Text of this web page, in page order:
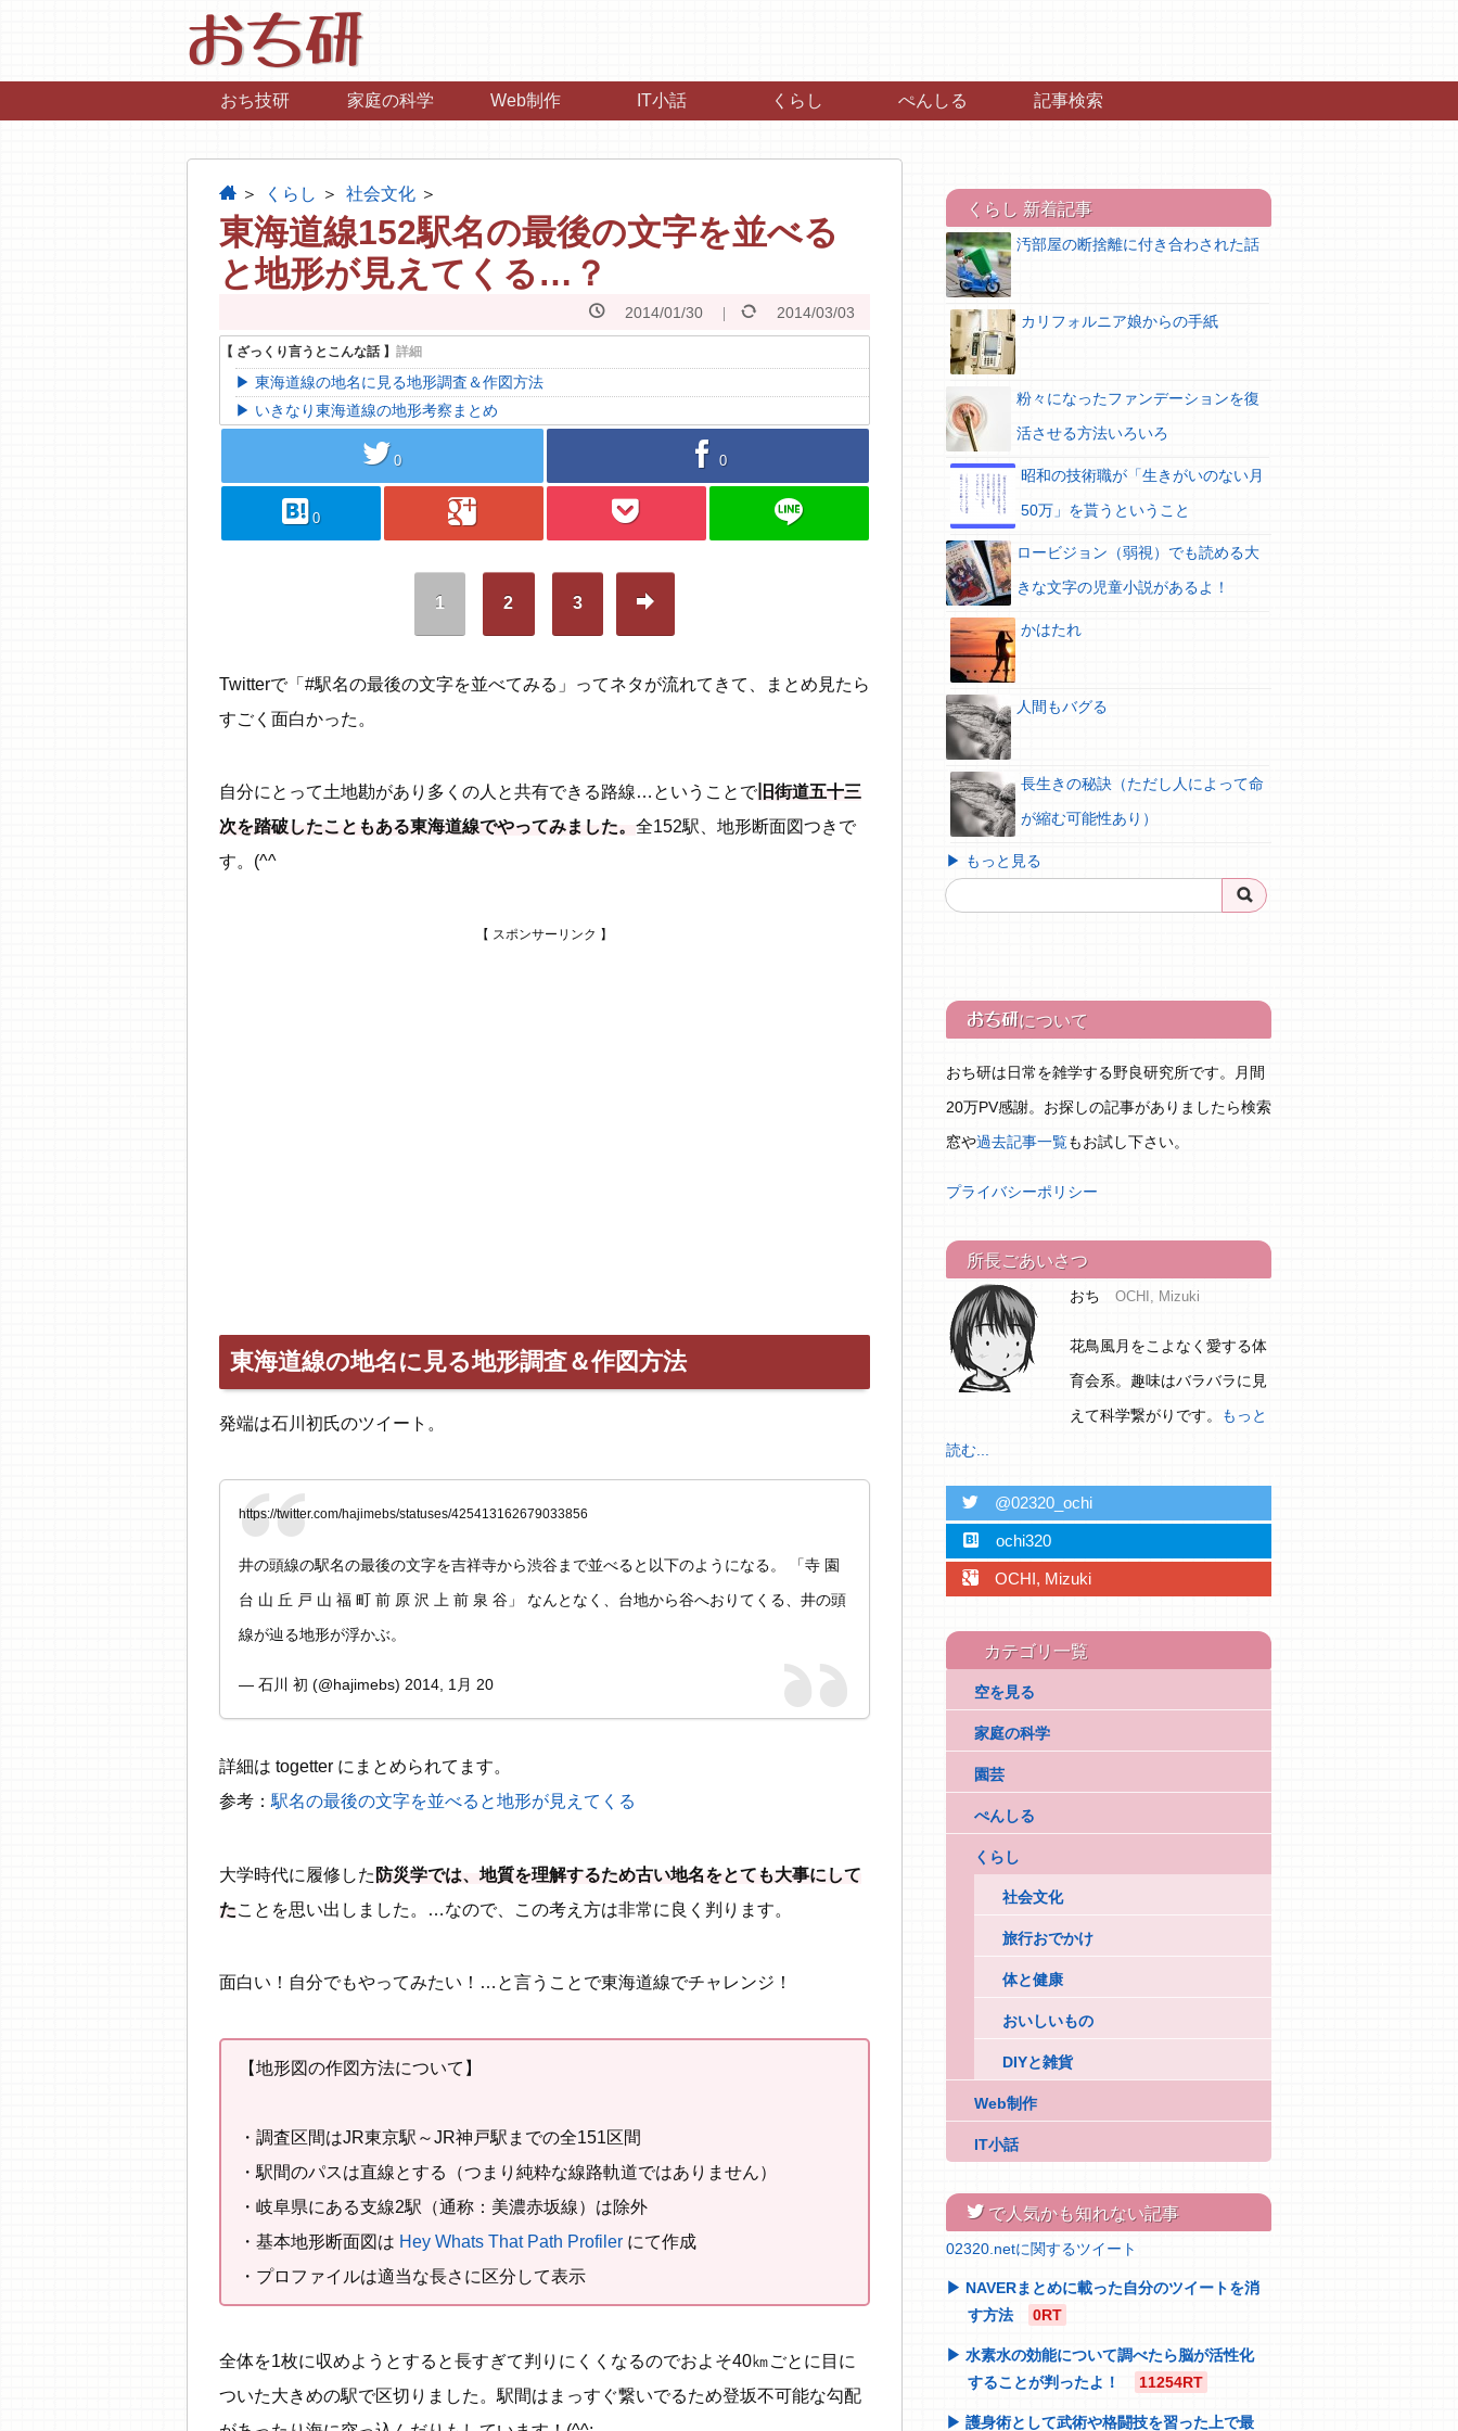
おち研
おち技研 家庭の科学 Web制作 IT小話 くらし ぺんしる 記事検索
home くらし 社会文化
東海道線152駅名の最後の文字を並べる
と地形が見えてくる…？
2014/01/30 2014/03/03
東海道線の地名に見る地形調査＆作図方法
いきなり東海道線の地形考察まとめ
twitter 0 facebook 0
hatebu 0 googleplus pocket line
1 2 3 arrow-right
Twitterで「#駅名の最後の文字を並べてみる」ってネタが流れてきて、まとめ見たら
すごく面白かった。
自分にとって土地勘があり多くの人と共有できる路線…ということで 旧街道五十三
次を踏破したこともある東海道線でやってみました。 全152駅、地形断面図つきで
す。(^^
東海道線の地名に見る地形調査＆作図方法
発端は石川初氏のツイート。
https://twitter.com/hajimebs/statuses/425413162679033856
井の頭線の駅名の最後の文字を吉祥寺から渋谷まで並べると以下のようになる。 「寺 園
台 山 丘 戸 山 福 町 前 原 沢 上 前 泉 谷」 なんとなく、台地から谷へおりてくる、井の頭
線が辿る地形が浮かぶ。
— 石川 初 (@hajimebs) 2014, 1月 20
詳細は togetter にまとめられてます。
参考：駅名の最後の文字を並べると地形が見えてくる
大学時代に履修した 防災学では、地質を理解するため古い地名をとても大事にして
たことを思い出しました。…なので、この考え方は非常に良く判ります。
面白い！自分でもやってみたい！…と言うことで東海道線でチャレンジ！
【地形図の作図方法について】
・調査区間はJR東京駅～JR神戸駅までの全151区間
・駅間のパスは直線とする（つまり純粋な線路軌道ではありません）
・岐阜県にある支線2駅（通称：美濃赤坂線）は除外
・基本地形断面図は Hey Whats That Path Profiler にて作成
・プロファイルは適当な長さに区分して表示
全体を1枚に収めようとすると長すぎて判りにくくなるのでおよそ40㎞ごとに目に
ついた大きめの駅で区切りました。駅間はまっすぐ繋いでるため登坂不可能な勾配
くらし 新着記事
汚部屋の断捨離に付き合わされた話
カリフォルニア娘からの手紙
粉々になったファンデーションを復
活させる方法いろいろ
昭和の技術職が「生きがいのない月
50万」を貰うということ
ロービジョン（弱視）でも読める大
きな文字の児童小説があるよ！
かはたれ
人間もバグる
長生きの秘訣（ただし人によって命
が縮む可能性あり）
▶ もっと見る
おち研について
おち研は日常を雑学する野良研究所です。月間
20万PV感謝。お探しの記事がありましたら検索
窓や過去記事一覧もお試し下さい。
プライバシーポリシー
所長ごあいさつ
おち OCHI, Mizuki
花鳥風月をこよなく愛する体
育会系。趣味はバラバラに見
えて科学繋がりです。
もっと
読む...
twitter @02320_ochi
hatebu ochi320
googleplus OCHI, Mizuki
カテゴリ一覧
空を見る
家庭の科学
園芸
ぺんしる
くらし
社会文化
旅行おでかけ
体と健康
おいしいもの
DIYと雑貨
Web制作
IT小話
twitterで人気かも知れない記事
02320.netに関するツイート
NAVERまとめに載った自分のツイートを消
す方法
0RT
水素水の効能について調べたら脳が活性化
することが判ったよ！
11254RT
護身術として武術や格闘技を習った上で最